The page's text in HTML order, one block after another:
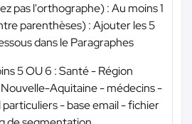
pas l'orthographe) : Au moins 1
parenthèses) : Ajouter les 5
dans le Paragraphes
5 OU 6 : Santé - Région
Aquitaine - médecins -
particuliers - base email - fichier